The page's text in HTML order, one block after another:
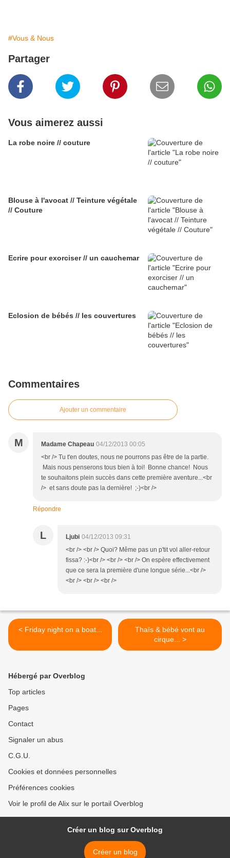
#Vous & Nous
Partager
Vous aimerez aussi
La robe noire // couture
Blouse à l'avocat // Teinture végétale
// Couture
Ecrire pour exorciser // un cauchemar
Eclosion de bébés // les couvertures
Commentaires
Ajouter un commentaire
M Madame Chapeau 04/12/2013 00:05
<br /> Tu t'en doutes, nous ne pourrons pas être de la partie.
Mais nous penserons tous bien à toi! Bonne chance! Nous
te souhaitons plein succès dans cette première aventure...<br
/> et sans doute pas la dernière! ;-)<br />
Répondre
L Ljubi 04/12/2013 09:31
<br /> <br /> Quoi? Même pas un p'tit vol aller-retour
fissa? :-)<br /> <br /> <br /> On espère effectivement
que ce sera la première d'une longue série...<br />
<br /> <br /> <br />
< Friday night on a boat...
Thaïs & bébé vont au
cirque... >
Hébergé par Overblog
Top articles
Pages
Contact
Signaler un abus
C.G.U.
Cookies et données personnelles
Préférences cookies
Voir le profil de Alix sur le portail Overblog
Créer un blog sur Overblog
Créer un blog